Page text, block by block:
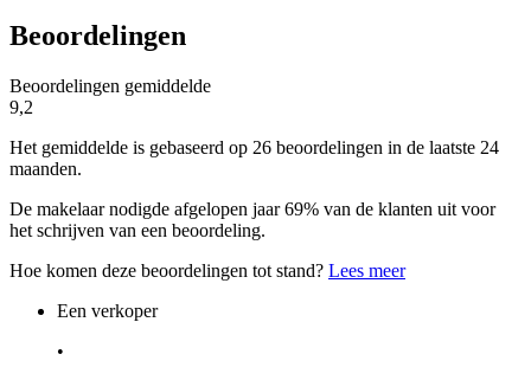
Beoordelingen
Beoordelingen gemiddelde
9,2
Het gemiddelde is gebaseerd op 26 beoordelingen in de laatste 24
maanden.
De makelaar nodigde afgelopen jaar 69% van de klanten uit voor
het schrijven van een beoordeling.
Hoe komen deze beoordelingen tot stand? Lees meer
Een verkoper
•